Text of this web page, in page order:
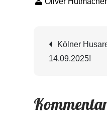
Kölner
14.09.2025!